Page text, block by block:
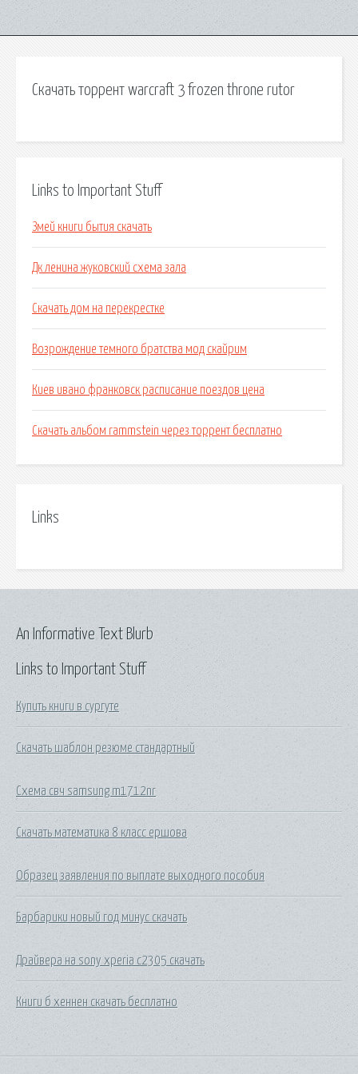
Скачать торрент warcraft 3 frozen throne rutor
Links to Important Stuff
Змей книги бытия скачать
Дк ленина жуковский схема зала
Скачать дом на перекрестке
Возрождение темного братства мод скайрим
Киев ивано франковск расписание поездов цена
Скачать альбом rammstein через торрент бесплатно
Links
Links to Important Stuff
Купить книги в сургуте
Скачать шаблон резюме стандартный
Схема свч samsung m1712nr
Скачать математика 8 класс ершова
Образец заявления по выплате выходного пособия
Барбарики новый год минус скачать
Драйвера на sony xperia c2305 скачать
Книги б хеннен скачать бесплатно
An Informative Text Blurb